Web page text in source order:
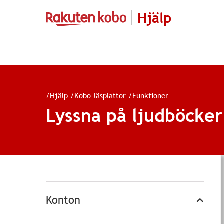
Hjälp
/Hjälp /Kobo-läsplattor /Funktioner
Lyssna på
Konton